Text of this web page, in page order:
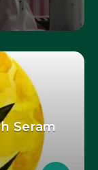
Seram